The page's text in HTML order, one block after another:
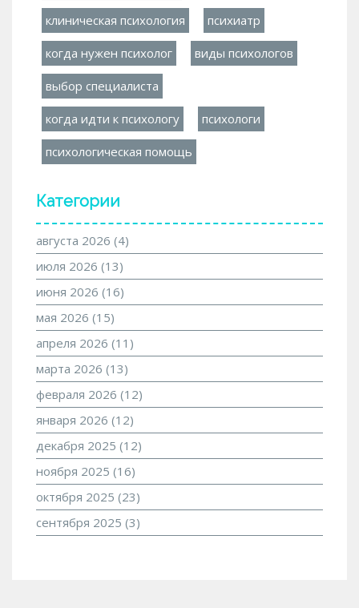
клиническая психология психиатр
когда нужен психолог виды психологов
выбор специалиста
когда идти к психологу психологи
психологическая помощь
Категории
августа 2026 (4)
июля 2026 (13)
июня 2026 (16)
мая 2026 (15)
апреля 2026 (11)
марта 2026 (13)
февраля 2026 (12)
января 2026 (12)
декабря 2025 (12)
ноября 2025 (16)
октября 2025 (23)
сентября 2025 (3)